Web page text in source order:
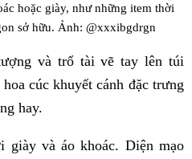
hoặc giày, như những item thời
sở hữu. Ảnh: @xxxibgdrgn
và trổ tài vẽ tay lên túi
cúc khuyết cánh đặc trưng
hay.
giày và áo khoác. Diện mạo